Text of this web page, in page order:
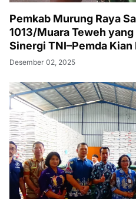
Pemkab Murung Raya
1013/Muara Teweh
Sinergi TNI–Pemda
dan Pembangunan
Desember 02, 2025